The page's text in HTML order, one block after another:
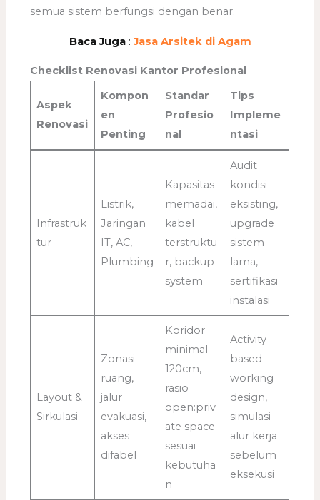
semua sistem berfungsi dengan benar.
Baca Juga:Jasa Arsitek di Agam
Checklist Renovasi Kantor Profesional
Aspek
Renovasi
Kompon
en
Penting
Standar
Profesio
nal
Tips
Impleme
ntasi
Infrastruk
tur
Listrik,
Jaringan
IT, AC,
Plumbing
Kapasitas
memadai,
kabel
terstruktu
r, backup
system
Audit
kondisi
eksisting,
upgrade
sistem
lama,
sertifikasi
instalasi
Layout &
Sirkulasi
Zonasi
ruang,
jalur
evakuasi,
akses
difabel
Koridor
minimal
120cm,
rasio
open:priv
ate space
sesuai
kebutuha
n
Activity-
based
working
design,
simulasi
alur kerja
sebelum
eksekusi